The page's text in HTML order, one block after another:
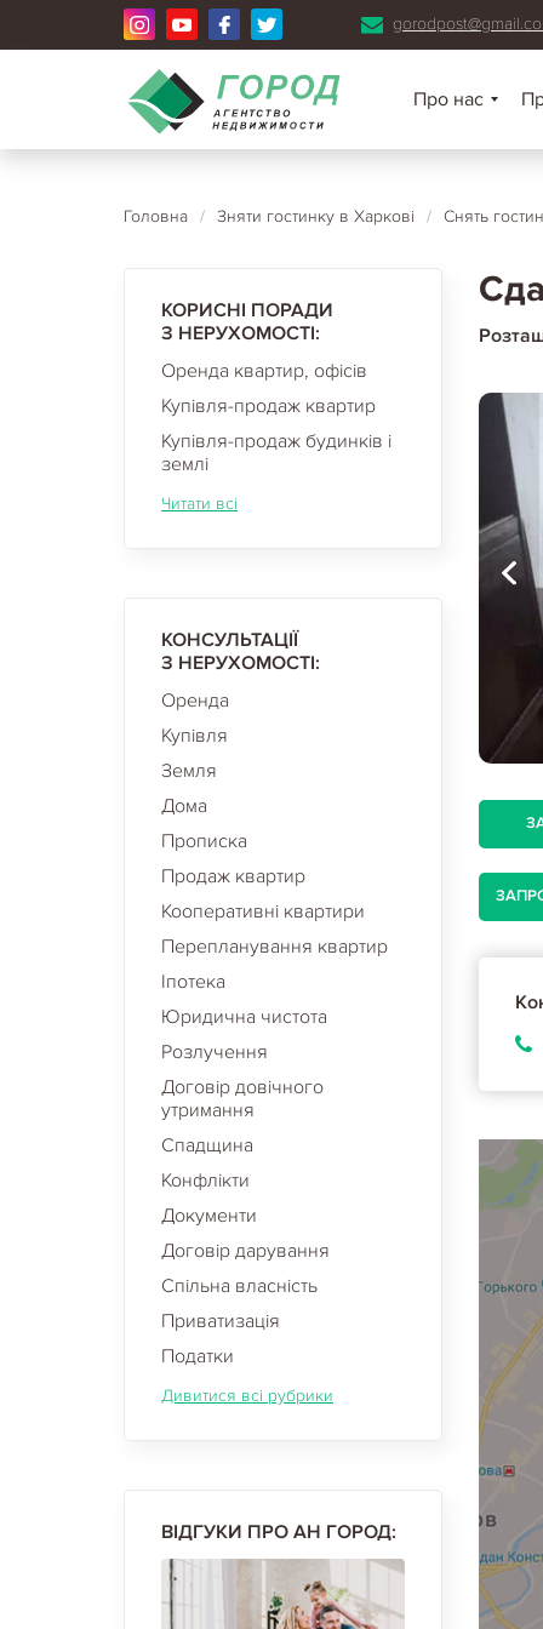
Про нас
Головна / Зняти гостинку в Харкові / Снять
КОРИСНІ ПОРАДИ
З НЕРУХОМОСТІ:
Оренда квартир, офісів
Купівля-продаж квартир
Купівля-продаж будинків і
землі
Читати всі
КОНСУЛЬТАЦІЇ
З НЕРУХОМОСТІ:
Оренда
Купівля
Земля
Дома
Прописка
Продаж квартир
Кооперативні квартири
Перепланування квартир
Іпотека
Юридична чистота
Розлучення
Договір довічного
утримання
Спадщина
Конфлікти
Документи
Договір дарування
Спільна власність
Приватизація
Податки
Дивитися всі рубрики
ВІДГУКИ ПРО АН ГОРОД: